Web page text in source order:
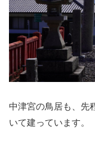
中津宮の鳥居も、先
いて建っています。